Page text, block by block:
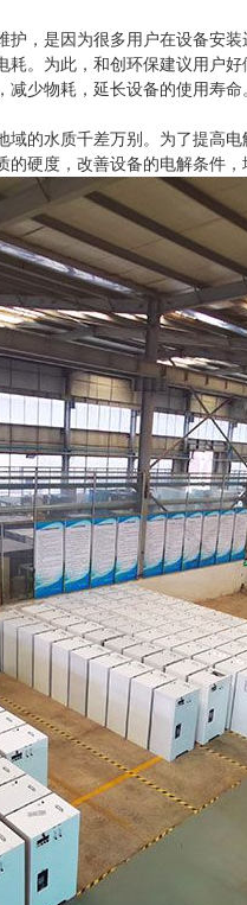
是因为很多用户在设备安装
耗。为此，和创环保建议用户
少物耗，延长设备的使用寿命
水质千差万别。为了提高
硬度，改善设备的电解条件，